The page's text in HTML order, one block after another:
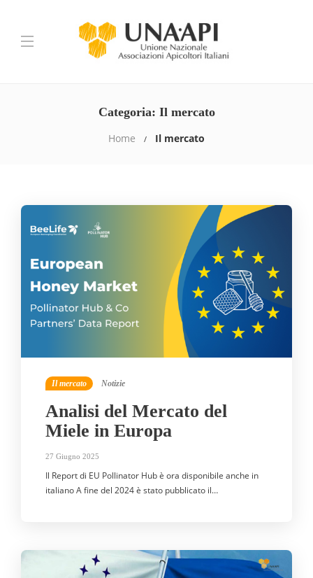
Categoria: Il mercato
Home Il mercato
Il mercato Notizie
Analisi del Mercato del
Miele in Europa
27 Giugno 2025
Il Report di EU Pollinator Hub è ora disponibile anche in
italiano A fine del 2024 è stato pubblicato il…